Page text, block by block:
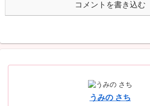
コメントを書き込む
うみの さち